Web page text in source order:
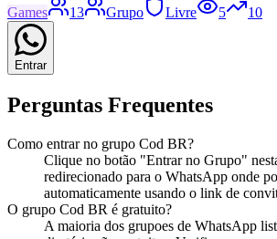
Games 13 Grupo Livre 5 10
Entrar
Perguntas Frequentes
Como entrar no grupo Cod BR?
Clique no botão "Entrar no Grupo"
redirecionado para o WhatsApp onde
automaticamente usando o link de
O grupo Cod BR é gratuito?
A maioria dos grupoes de WhatsApp